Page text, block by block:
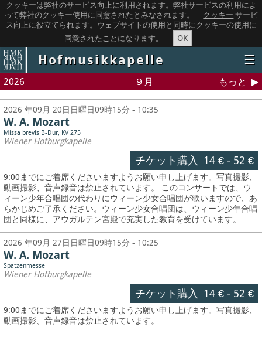
クッキーは弊社のサービス向上に利用されます。弊社サービスの利用によ
って弊社のクッキー使用に同意されたとみなされます。
クッキー サービ
ス向上に役立てられます。ウェブサイトの使用と同時にクッキーの使用に
同意されたことになります。
OK
Hofmusikkapelle ☰
2026 ９月 もっと
2026 年09月 20日日曜日09時15分 - 10:35
W. A. Mozart
Missa brevis B-Dur, KV 275
Wiener Hofburgkapelle
チケット購入 14 €- 52 €
9:00までにご着席くださいますようお願い申し上げます。写真撮影、
動画撮影、音声録音は禁止されています。 このコンサートでは、ウ
ィーン少年合唱団の代わりにウィーン少女合唱団が歌いますので、あ
らかじめご了承ください。ウィーン少女合唱団は、ウィーン少年合唱
団と同様に、アウガルテン宮殿で充実した教育を受けています。
2026 年09月 27日日曜日09時15分 - 10:25
W. A. Mozart
Spatzenmesse
Wiener Hofburgkapelle
チケット購入 14 €- 52 €
9:00までにご着席くださいますようお願い申し上げます。写真撮影、
動画撮影、音声録音は禁止されています。